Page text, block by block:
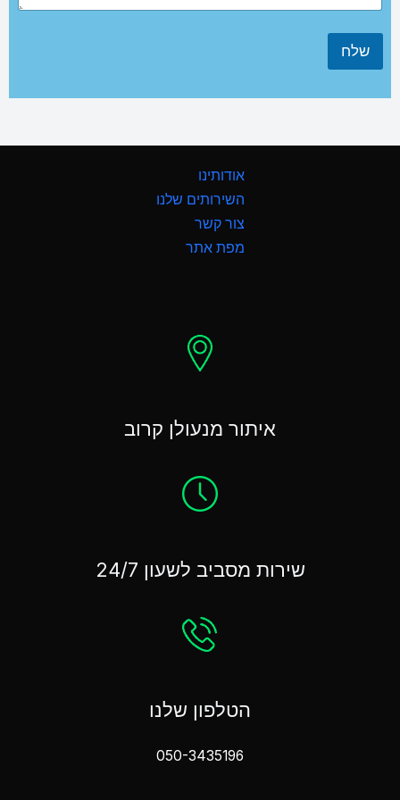
שלח
אודותינו
השירותים שלנו
צור קשר
מפת אתר
איתור מנעולן קרוב
שירות מסביב לשעון 24/7
הטלפון שלנו
050-3435196